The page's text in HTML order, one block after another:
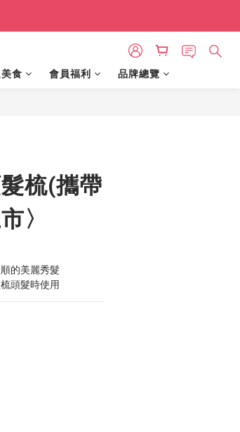
食 會員福利 品牌總覽
梳(攜帶
〉
的美麗秀髮
頭髮時使用